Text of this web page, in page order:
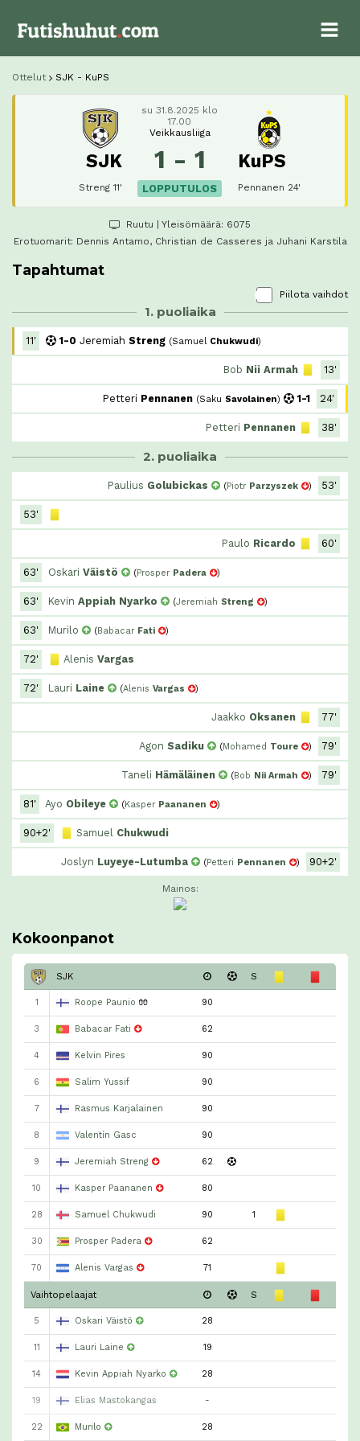
Ottelut SJK - KuPS
SJK
Streng 11'
su 31.8.2025 klo
17.00
Veikkausliiga
1 - 1
LOPPUTULOS
KuPS
Pennanen 24'
Ruutu | Yleisömäärä: 6075
Erotuomarit: Dennis Antamo, Christian de Casseres ja Juhani Karstila
Tapahtumat
Piilota vaihdot
1. puoliaika
11' 1-0 Jeremiah Streng (Samuel Chukwudi)
Bob Nii Armah 13'
Petteri Pennanen (Saku Savolainen) 1-1 24'
Petteri Pennanen 38'
2. puoliaika
Paulius Golubickas (Piotr Parzyszek ) 53'
53'
Paulo Ricardo 60'
63' Oskari Väistö (Prosper Padera )
63' Kevin Appiah Nyarko (Jeremiah Streng )
63' Murilo (Babacar Fati )
72' Alenis Vargas
72' Lauri Laine (Alenis Vargas )
Jaakko Oksanen 77'
Agon Sadiku (Mohamed Toure ) 79'
Taneli Hämäläinen (Bob Nii Armah ) 79'
81' Ayo Obileye (Kasper Paananen )
90+2' Samuel Chukwudi
Joslyn Luyeye-Lutumba (Petteri Pennanen ) 90+2'
Mainos:
Kokoonpanot
SJK S
1 Roope Paunio 🧤 90
3 Babacar Fati 62
4 Kelvin Pires 90
6 Salim Yussif 90
7 Rasmus Karjalainen 90
8 Valentín Gasc 90
9 Jeremiah Streng 62
10 Kasper Paananen 80
28 Samuel Chukwudi 90 1
30 Prosper Padera 62
70 Alenis Vargas 71
Vaihtopelaajat S
5 Oskari Väistö 28
11 Lauri Laine 19
14 Kevin Appiah Nyarko 28
19 Elias Mastokangas -
22 Murilo 28